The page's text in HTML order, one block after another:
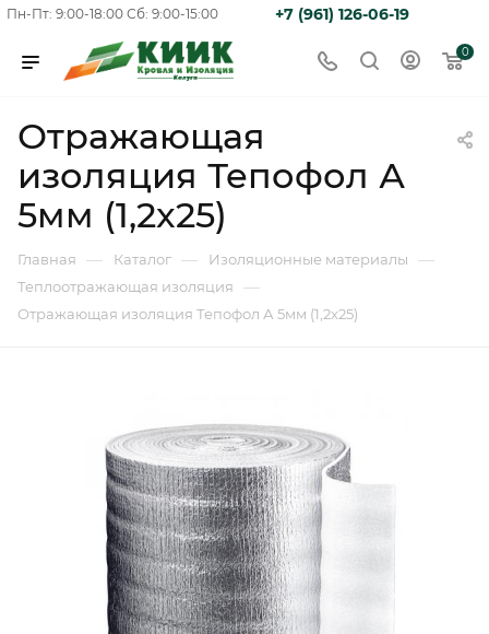
Пн-Пт: 9:00-18:00 Сб: 9:00-15:00 +7 (961) 126-06-19
0
Отражающая
изоляция Тепофол А
5мм (1,2x25)
Главная — Каталог — Изоляционные материалы —
Теплоотражающая изоляция —
Отражающая изоляция Тепофол А 5мм (1,2x25)